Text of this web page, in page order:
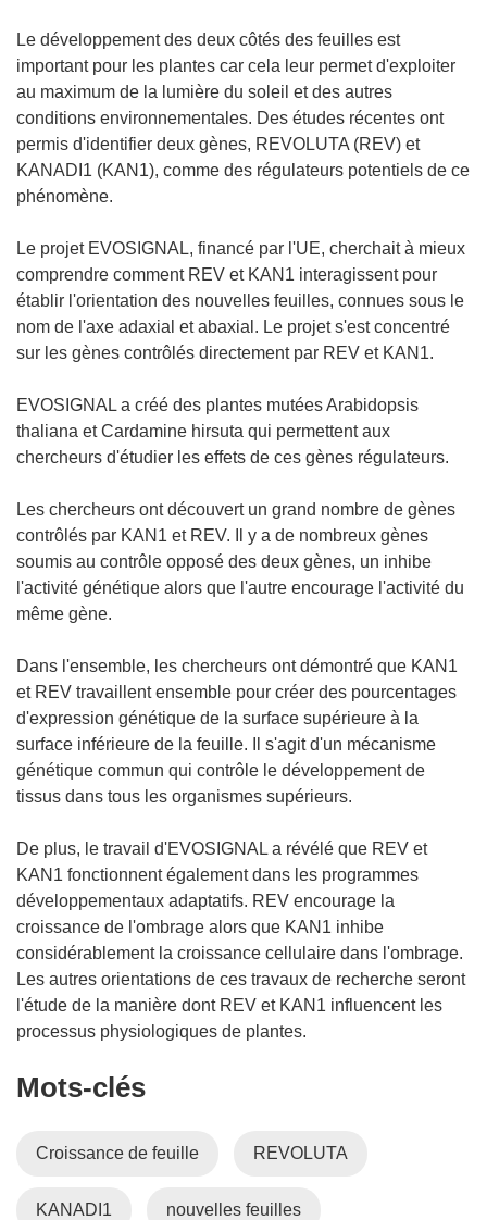
Le développement des deux côtés des feuilles est
important pour les plantes car cela leur permet d'exploiter
au maximum de la lumière du soleil et des autres
conditions environnementales. Des études récentes ont
permis d'identifier deux gènes, REVOLUTA (REV) et
KANADI1 (KAN1), comme des régulateurs potentiels de ce
phénomène.
Le projet EVOSIGNAL, financé par l'UE, cherchait à mieux
comprendre comment REV et KAN1 interagissent pour
établir l'orientation des nouvelles feuilles, connues sous le
nom de l'axe adaxial et abaxial. Le projet s'est concentré
sur les gènes contrôlés directement par REV et KAN1.
EVOSIGNAL a créé des plantes mutées Arabidopsis
thaliana et Cardamine hirsuta qui permettent aux
chercheurs d'étudier les effets de ces gènes régulateurs.
Les chercheurs ont découvert un grand nombre de gènes
contrôlés par KAN1 et REV. Il y a de nombreux gènes
soumis au contrôle opposé des deux gènes, un inhibe
l'activité génétique alors que l'autre encourage l'activité du
même gène.
Dans l'ensemble, les chercheurs ont démontré que KAN1
et REV travaillent ensemble pour créer des pourcentages
d'expression génétique de la surface supérieure à la
surface inférieure de la feuille. Il s'agit d'un mécanisme
génétique commun qui contrôle le développement de
tissus dans tous les organismes supérieurs.
De plus, le travail d'EVOSIGNAL a révélé que REV et
KAN1 fonctionnent également dans les programmes
développementaux adaptatifs. REV encourage la
croissance de l'ombrage alors que KAN1 inhibe
considérablement la croissance cellulaire dans l'ombrage.
Les autres orientations de ces travaux de recherche seront
l'étude de la manière dont REV et KAN1 influencent les
processus physiologiques de plantes.
Mots‑clés
Croissance de feuille REVOLUTA
KANADI1 nouvelles feuilles